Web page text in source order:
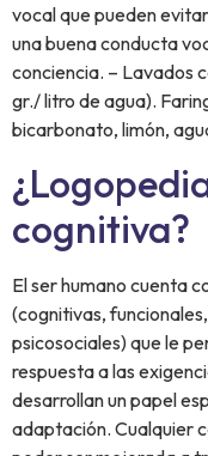
vocal que pueden
una buena conducta
conciencia. – Lavados
gr./ litro de agua).
bicarbonato, limón,
cognitiva?
El ser humano cuenta
(cognitivas,
psicosociales) que le
respuesta a las
desarrollan un papel
adaptación. Cualquier